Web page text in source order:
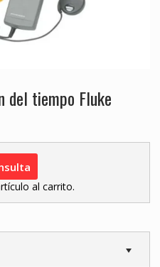
del tiempo Fluke
al carrito.